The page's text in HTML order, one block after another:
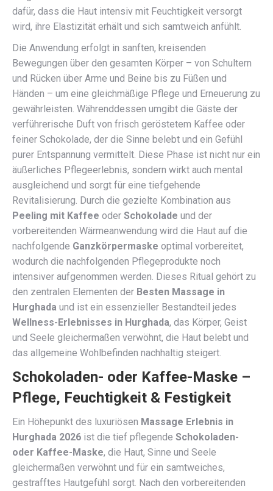
dafür, dass die Haut intensiv mit Feuchtigkeit versorgt
wird, ihre Elastizität erhält und sich samtweich anfühlt.
Die Anwendung erfolgt in sanften, kreisenden
Bewegungen über den gesamten Körper – von Schultern
und Rücken über Arme und Beine bis zu Füßen und
Händen – um eine gleichmäßige Pflege und Erneuerung zu
gewährleisten. Währenddessen umgibt die Gäste der
verführerische Duft von frisch geröstetem Kaffee oder
feiner Schokolade, der die Sinne belebt und ein Gefühl
purer Entspannung vermittelt. Diese Phase ist nicht nur ein
äußerliches Pflegeerlebnis, sondern wirkt auch mental
ausgleichend und sorgt für eine tiefgehende
Revitalisierung. Durch die gezielte Kombination aus
Peeling mit Kaffee oder Schokolade und der
vorbereitenden Wärmeanwendung wird die Haut auf die
nachfolgende Ganzkörpermaske optimal vorbereitet,
wodurch die nachfolgenden Pflegeprodukte noch
intensiver aufgenommen werden. Dieses Ritual gehört zu
den zentralen Elementen der Besten Massage in
Hurghada und ist ein essenzieller Bestandteil jedes
Wellness-Erlebnisses in Hurghada, das Körper, Geist
und Seele gleichermaßen verwöhnt, die Haut belebt und
das allgemeine Wohlbefinden nachhaltig steigert.
Schokoladen- oder Kaffee-Maske –
Pflege, Feuchtigkeit & Festigkeit
Ein Höhepunkt des luxuriösen Massage Erlebnis in
Hurghada 2026 ist die tief pflegende Schokoladen-
oder Kaffee-Maske, die Haut, Sinne und Seele
gleichermaßen verwöhnt und für ein samtweiches,
gestrafftes Hautgefühl sorgt. Nach den vorbereitenden